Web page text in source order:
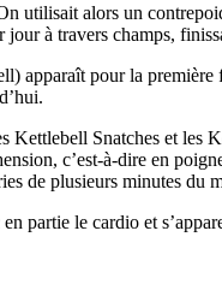
utilisait alors un
à travers champs,
apparaît pour la
Kettlebell Snatches et
c’est-à-dire en
de plusieurs minutes du
partie le cardio et